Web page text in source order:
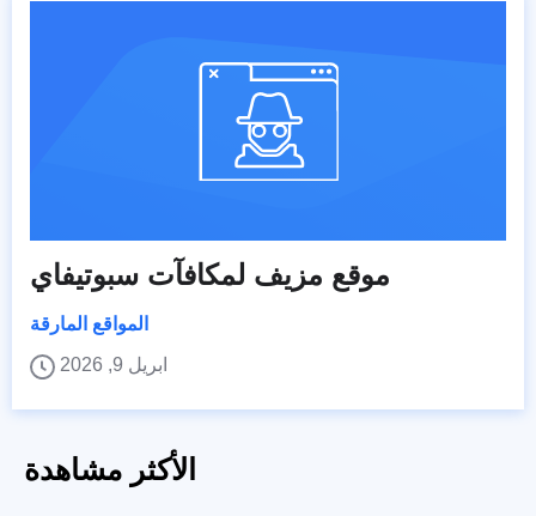
موقع مزيف لمكافآت سبوتيفاي
المواقع المارقة
ابريل 9, 2026
الأكثر مشاهدة